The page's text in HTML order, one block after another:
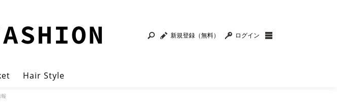
新規登録（無料） ログイン
Hair Style